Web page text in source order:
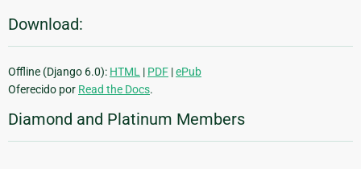
Download:
Offline (Django 6.0): HTML | PDF |ePub
Oferecido por Read the Docs.
Diamond and Platinum Members